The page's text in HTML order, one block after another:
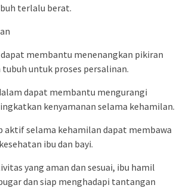
terlalu berat.
membantu menenangkan pikiran
untuk proses persalinan.
dapat membantu mengurangi
kenyamanan selama kehamilan.
aktif selama kehamilan dapat membawa
ibu dan bayi.
yang aman dan sesuai, ibu hamil
dan siap menghadapi tantangan